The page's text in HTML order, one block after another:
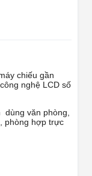
chiếu gần
nghệ LCD số
dùng văn phòng,
phòng hợp trực